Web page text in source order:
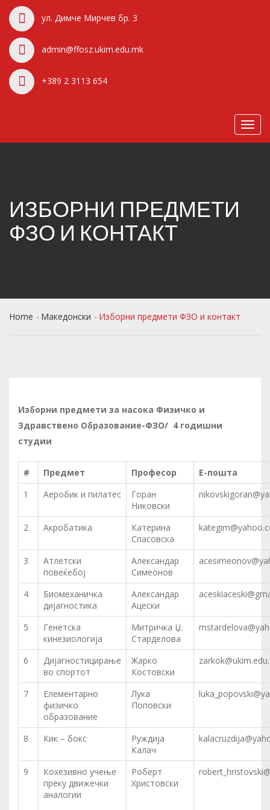
ул. Димче Мирчев бр. 3
admin@ffosz.ukim.edu.mk
+389 2 3113 654
ИЗБОРНИ ПРЕДМЕТИ
ФЗО И КОНТАКТ
Home Македонски Изборни предмети ФЗО и контакт
Изборни предмети за насока Физичко и
Здравствено Образование-ФЗО/ 4 годишни
студии
# Предмет Професор
Е-пошта
1
Аеробик и пилатес
Горан
Никовски
2 Акробатика
Катерина
Спасовска
3
Атлетски
повеќебој
Александар
Симеонов
4
Биомеханичка
дијагностика
Александар
Ацески
5
Генетска
кинезиологија
Митричка Џ.
Старделова
6
Дијагностицирање
во спортот
Жарко
Костовски
7
Елементарно
физичко
образование
Лука
Поповски
8 Кик – бокс
Руждија
Калач
9
Кохезивно учење
преку движечки
аналогии
Роберт
Христовски